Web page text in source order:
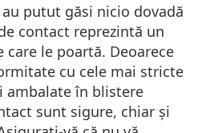
putut găsi nicio dovadă
contact reprezintă un
le poartă. Deoarece
cu cele mai stricte
ambalate în blistere
sunt sigure, chiar și